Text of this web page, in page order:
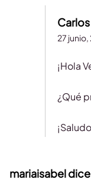
27 junio,
¡Hola
¿Qué
mariaisabel